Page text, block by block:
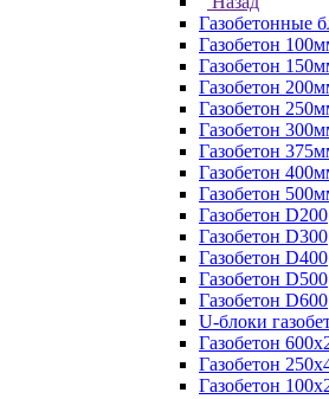
Газобетонные
Газобетон
Газобетон
Газобетон
Газобетон
Газобетон
Газобетон
Газобетон
Газобетон
Газобетон D200
Газобетон D300
Газобетон D400
Газобетон D500
Газобетон D600
U-блоки
Газобетон
Газобетон
Газобетон